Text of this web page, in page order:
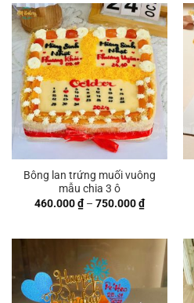
đến
560.000 ₫
Bông lan trứng muối vuông
mẫu chia 3 ô
460.000₫ – 750.000₫Khoảng
giá:
750.000 ₫